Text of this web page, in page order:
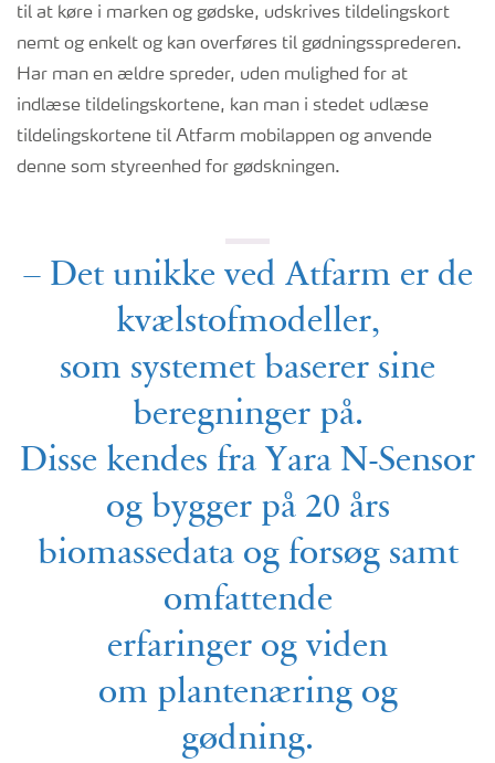
til at køre i marken og gødske, udskrives tildelingskort
nemt og enkelt og kan overføres til gødningssprederen.
Har man en ældre spreder, uden mulighed for at
indlæse tildelingskortene, kan man i stedet udlæse
tildelingskortene til Atfarm mobilappen og anvende
denne som styreenhed for gødskningen.
– Det unikke ved Atfarm er de
kvælstofmodeller,
som systemet baserer sine
beregninger på.
Disse kendes fra Yara N-Sensor
og bygger på 20 års
biomassedata og forsøg samt
omfattende
erfaringer og viden
om plantenæring og
gødning.